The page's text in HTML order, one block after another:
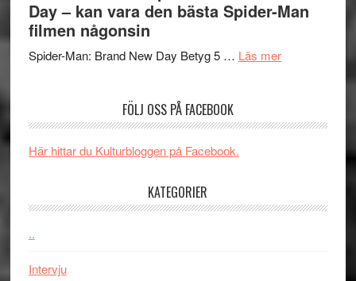
om
Day – kan vara den bästa Spider-Man
filmen någonsin
Spider-Man: Brand New Day Betyg 5 … Läs merom
Brand
kan
FÖLJ OSS PÅ FACEBOOK
Här hittar du Kulturbloggen på Facebook.
KATEGORIER
..
Intervju